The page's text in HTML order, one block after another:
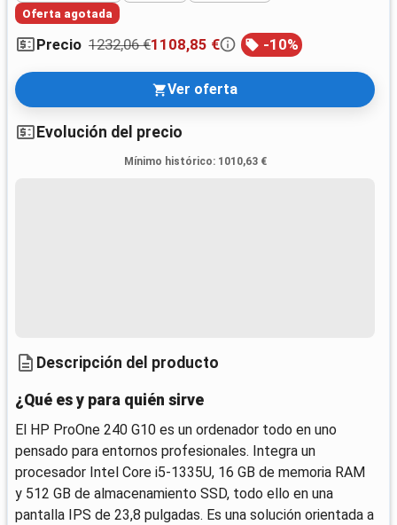
Oferta agotada
Precio 1232,06 €1108,85 € -10%
Ver oferta
Evolución del precio
Mínimo histórico: 1010,63 €
Descripción del producto
¿Qué es y para quién sirve
El HP ProOne 240 G10 es un ordenador todo en uno
pensado para entornos profesionales. Integra un
procesador Intel Core i5-1335U, 16 GB de memoria RAM
y 512 GB de almacenamiento SSD, todo ello en una
pantalla IPS de 23,8 pulgadas. Es una solución orientada a